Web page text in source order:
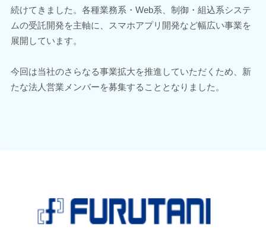
続けてきました。各種業務系・Web系、制御・組込系システ
ムの受託開発を主軸に、スマホアプリ開発など幅広い事業を
展開しています。
今回は当社のさらなる事業拡大を推進していただくため、新
たな法人営業メンバーを募集することとなりました。